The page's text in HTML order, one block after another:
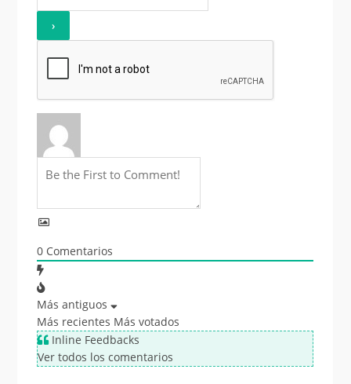
0Comentarios
Más antiguos
Más recientes Más votados
Inline Feedbacks
Ver todos los comentarios